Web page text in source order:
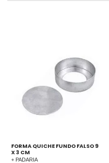
FORMA QUICHE FUNDO FALSO 9
X 3 CM
+ PADARIA